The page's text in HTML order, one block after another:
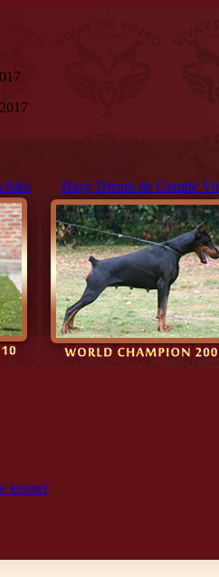
Hazy Dream de Grande
kennel